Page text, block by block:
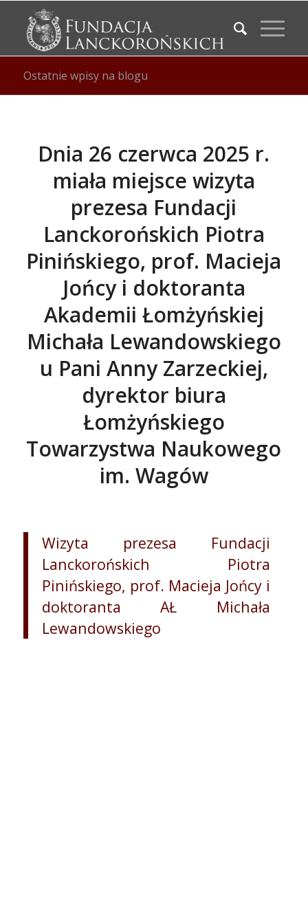
Ostatnie wpisy na blogu
Dnia 26 czerwca 2025 r.
miała miejsce wizyta
prezesa Fundacji
Lanckorońskich Piotra
Pinińskiego, prof. Macieja
Jońcy i doktoranta
Akademii Łomżyńskiej
Michała Lewandowskiego
u Pani Anny Zarzeckiej,
dyrektor biura
Łomżyńskiego
Towarzystwa Naukowego
im. Wagów
Wizyta prezesa Fundacji
Lanckorońskich Piotra
Pinińskiego, prof. Macieja Jońcy i
doktoranta AŁ Michała
Lewandowskiego